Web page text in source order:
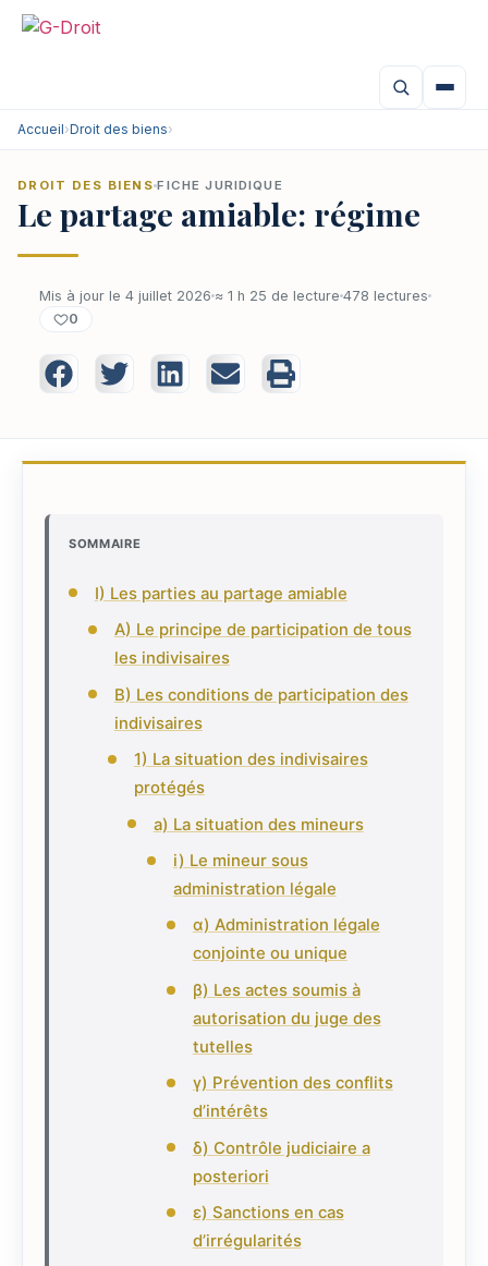
Accueil›Droit des biens›
DROIT DES BIENS FICHE JURIDIQUE
Le partage amiable: régime
Mis à jour le 4 juillet 2026 ≈ 1 h 25 de lecture 478 lectures
0
SOMMAIRE
I) Les parties au partage amiable
A) Le principe de participation de tous
les indivisaires
B) Les conditions de participation des
indivisaires
1) La situation des indivisaires
protégés
a) La situation des mineurs
i) Le mineur sous
administration légale
α) Administration légale
conjointe ou unique
β) Les actes soumis à
autorisation du juge des
tutelles
γ) Prévention des conflits
d’intérêts
δ) Contrôle judiciaire a
posteriori
ε) Sanctions en cas
d’irrégularités